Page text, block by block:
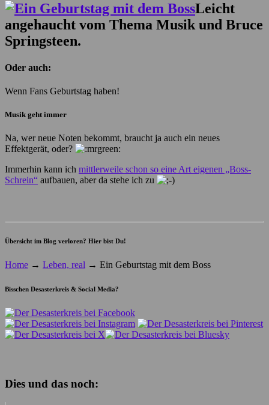
Leicht
angehaucht vom Thema Musik und Bruce
Springsteen.
Oder auch:
Wenn Fans Geburtstag haben!
Musik geht immer
Na, wer neue Noten bekommt, braucht ja auch ein neues
Effektgerät, oder?
Immerhin kann ich mittlerweile schon so eine Art eigenen „Boss-
Schrein“ aufbauen, aber da stehe ich zu
Übersicht im Blog verloren? Hier bist Du!
Home → Leben, real → Ein Geburtstag mit dem Boss
Bisschen Desasterkreis & Social Media?
Dies und das noch: